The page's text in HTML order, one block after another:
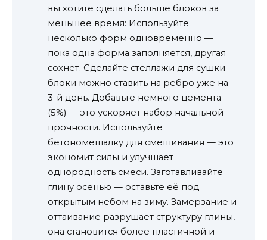
вы хотите сделать больше блоков за
меньшее время: Используйте
несколько форм одновременно —
пока одна форма заполняется, другая
сохнет. Сделайте стеллажи для сушки —
блоки можно ставить на ребро уже на
3-й день. Добавьте немного цемента
(5%) — это ускоряет набор начальной
прочности. Используйте
бетономешалку для смешивания — это
экономит силы и улучшает
однородность смеси. Заготавливайте
глину осенью — оставьте её под
открытым небом на зиму. Замерзание и
оттаивание разрушает структуру глины,
она становится более пластичной и